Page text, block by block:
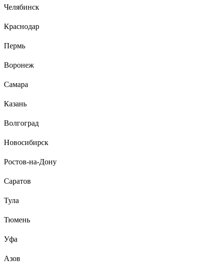
Бесспорно стоят своих денег. Есть одна тонкость пори
самореза, иначе дюбель может перекосить и отвалится.
Челябинск
Краснодар
Пермь
Воронеж
Самара
Казань
Волгоград
Новосибирск
Ростов-на-Дону
Саратов
Тула
Тюмень
Уфа
Азов